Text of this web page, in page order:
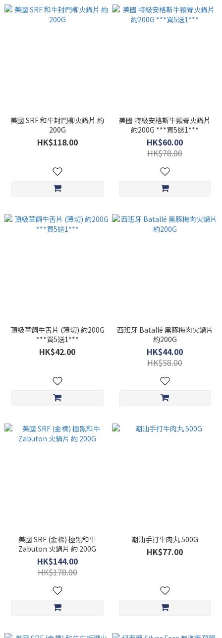
美國 SRF 和牛封門柳火鍋片 約
200G
HK$118.00
美國 特級安格斯牛頸脊火鍋片
約200G ***買5送1***
HK$60.00
HK$78.00
頂級草飼牛舌片 (薄切) 約200G
***買5送1***
HK$42.00
西班牙 Batallé 黑豚梅肉火鍋片
約200G
HK$44.00
HK$58.00
美國 SRF (金標) 極黑和牛
Zabuton 火鍋片 約 200G
HK$144.00
HK$178.00
潮汕手打牛肉丸 500G
HK$77.00